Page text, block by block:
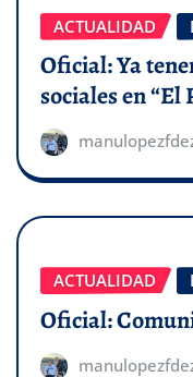
ACTUALIDAD
Oficial: Ya
sociales en
ACTUALIDAD
Oficial: